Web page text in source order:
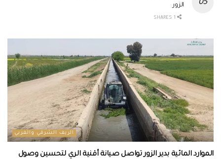
الزور
الريف الشرقي والغربي
الموارد المائية بدير الزور تواصل صيانة أقنية الري لتحسين وصول